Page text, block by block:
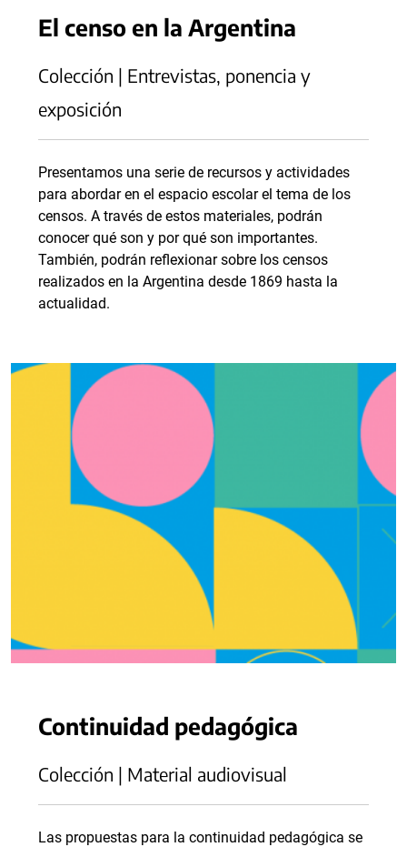
El censo en la Argentina
Colección | Entrevistas, ponencia y
exposición
Presentamos una serie de recursos y actividades
para abordar en el espacio escolar el tema de los
censos. A través de estos materiales, podrán
conocer qué son y por qué son importantes.
También, podrán reflexionar sobre los censos
realizados en la Argentina desde 1869 hasta la
actualidad.
Continuidad pedagógica
Colección | Material audiovisual
Las propuestas para la continuidad pedagógica se